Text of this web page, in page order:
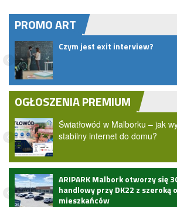
PROMO ART
Czym jest exit interview?
OGŁOSZENIA PREMIUM
Światłowód w Malborku – jak
stabilny internet do domu?
ARIPARK Malbork otworzy się
handlowy przy DK22 z szeroką
mieszkańców